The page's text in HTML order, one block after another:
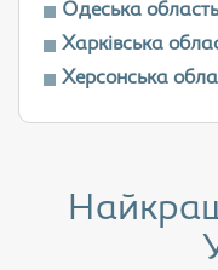
Одеська область
Харківська
Херсонська